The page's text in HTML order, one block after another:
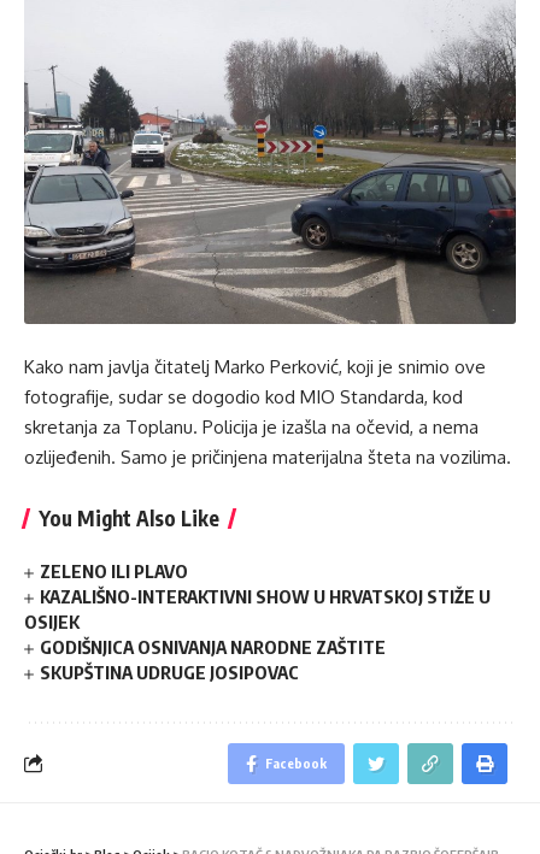
Kako nam javlja čitatelj Marko Perković, koji je snimio ove
fotografije, sudar se dogodio kod MIO Standarda, kod
skretanja za Toplanu. Policija je izašla na očevid, a nema
ozlijeđenih. Samo je pričinjena materijalna šteta na vozilima.
You Might Also Like
ZELENO ILI PLAVO
KAZALIŠNO-INTERAKTIVNI SHOW U HRVATSKOJ STIŽE U
OSIJEK
GODIŠNJICA OSNIVANJA NARODNE ZAŠTITE
SKUPŠTINA UDRUGE JOSIPOVAC
Facebook